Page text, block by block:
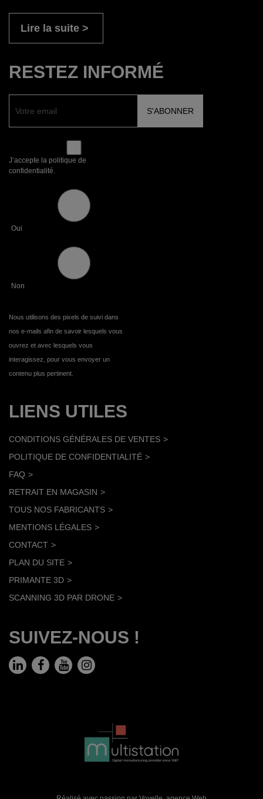
Lire la suite
RESTEZ INFORMÉ
J’accepte la politique de
confidentialité.
Oui
Non
Nous utilisons des pixels de suivi dans
nos e-mails afin de savoir lesquels vous
ouvrez et avec lesquels vous
interagissez, pour vous envoyer un
contenu plus pertinent.
LIENS UTILES
CONDITIONS GÉNÉRALES DE VENTES
POLITIQUE DE CONFIDENTIALITÉ
FAQ
RETRAIT EN MAGASIN
TOUS NOS FABRICANTS
MENTIONS LÉGALES
CONTACT
PLAN DU SITE
PRIMANTE 3D
SCANNING 3D PAR DRONE
SUIVEZ-NOUS !